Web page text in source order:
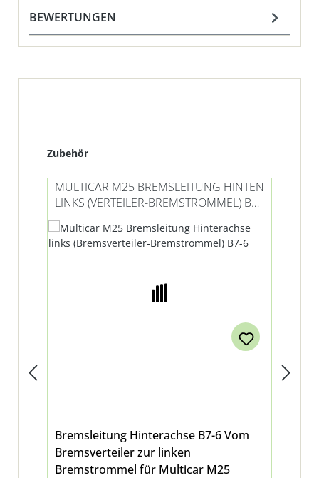
BEWERTUNGEN
Produktgalerie überspringen
Zubehör
MULTICAR M25 BREMSLEITUNG HINTEN
LINKS (VERTEILER-BREMSTROMMEL) B7-
6
Bremsleitung Hinterachse B7-6 Vom
Bremsverteiler zur linken
Bremstrommel für Multicar M25